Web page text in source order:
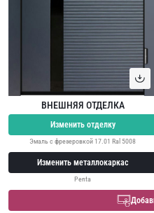
ВНЕШНЯЯ ОТДЕЛКА
Изменить отделку
Эмаль с фрезеровкой 17.01 Ral 5008
Изменить металлокаркас
Penta